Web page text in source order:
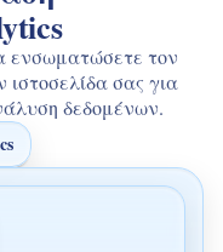
ενσωματώσετε τον
ιστοσελίδα σας για
δεδομένων.